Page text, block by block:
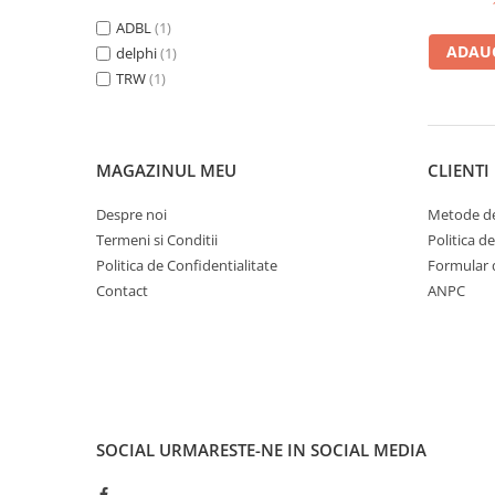
Parfumuri | Odorizante
CEARA | SEALANT | TRATAMENTE
HIDROFOBE
ACCESORII | ECHIPAMENTE |
APARATURA
ADBL(1)
delphi(1)
TRW(1)
MAGAZINUL MEU
Despre noi
Termeni si Conditii
Politica de Confidentialitate
Contact
CLIENTI
Metode
Politica
Formular
ANPC
SOCIAL URMARESTE-NE IN SOCIAL MEDIA